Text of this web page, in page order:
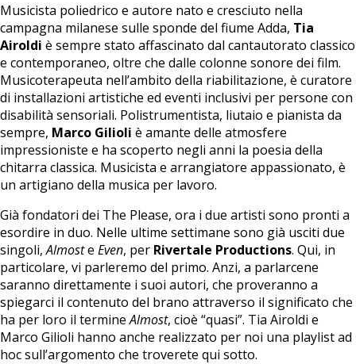
Musicista poliedrico e autore nato e cresciuto nella
campagna milanese sulle sponde del fiume Adda, Tia
Airoldi è sempre stato affascinato dal cantautorato classico
e contemporaneo, oltre che dalle colonne sonore dei film.
Musicoterapeuta nell’ambito della riabilitazione, è curatore
di installazioni artistiche ed eventi inclusivi per persone con
disabilità sensoriali. Polistrumentista, liutaio e pianista da
sempre, Marco Gilioli è amante delle atmosfere
impressioniste e ha scoperto negli anni la poesia della
chitarra classica. Musicista e arrangiatore appassionato, è
un artigiano della musica per lavoro.
Già fondatori dei The Please, ora i due artisti sono pronti a
esordire in duo. Nelle ultime settimane sono già usciti due
singoli,Almoste Even, per Rivertale Productions. Qui, in
particolare, vi parleremo del primo. Anzi, a parlarcene
saranno direttamente i suoi autori, che proveranno a
spiegarci il contenuto del brano attraverso il significato che
ha per loro il termineAlmost, cioè “quasi”. Tia Airoldi e
Marco Gilioli hanno anche realizzato per noi una playlist ad
hoc sull’argomento che troverete qui sotto.